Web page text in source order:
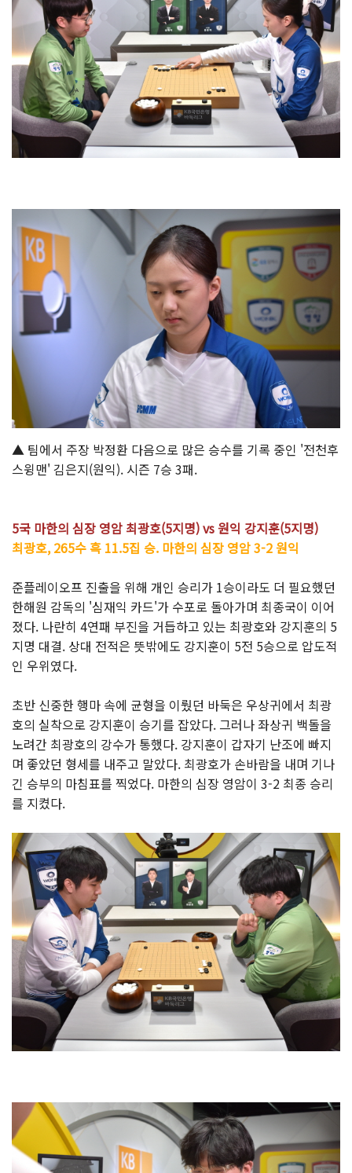
▲ 팀에서 주장 박정환 다음으로 많은 승수를 기록 중인 '전천후
스윙맨' 김은지(원익). 시즌 7승 3패.
5국 마한의 심장 영암 최광호(5지명) vs 원익 강지훈(5지명)
최광호, 265수 흑 11.5집 승. 마한의 심장 영암 3-2 원익
준플레이오프 진출을 위해 개인 승리가 1승이라도 더 필요했던
한해원 감독의 '심재익 카드'가 수포로 돌아가며 최종국이 이어
졌다. 나란히 4연패 부진을 거듭하고 있는 최광호와 강지훈의 5
지명 대결. 상대 전적은 뜻밖에도 강지훈이 5전 5승으로 압도적
인 우위였다.
초반 신중한 행마 속에 균형을 이뤘던 바둑은 우상귀에서 최광
호의 실착으로 강지훈이 승기를 잡았다. 그러나 좌상귀 백돌을
노려간 최광호의 강수가 통했다. 강지훈이 갑자기 난조에 빠지
며 좋았던 형세를 내주고 말았다. 최광호가 손바람을 내며 기나
긴 승부의 마침표를 찍었다. 마한의 심장 영암이 3-2 최종 승리
를 지켰다.